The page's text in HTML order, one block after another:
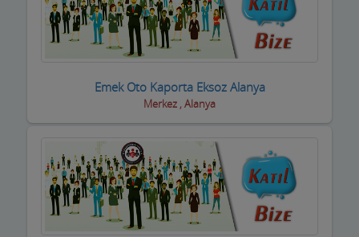
Maden Kömür Sanayi
Manavlar
Marketler ve Tekel Bayiler
Medikal Tıbbi Malzemeler
Mermerciler
Mimarlar / Mühendisler
Emek Oto Kaporta Eksoz Alanya
Merkez , Alanya